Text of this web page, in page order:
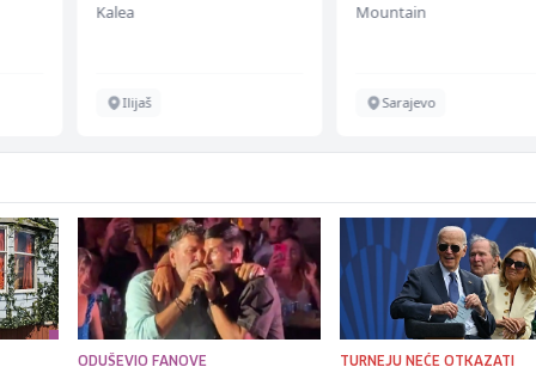
Kalea
Ilijaš
Mountain
Sarajevo
ODUŠEVIO FANOVE TURNEJU NEĆE OTKAZATI